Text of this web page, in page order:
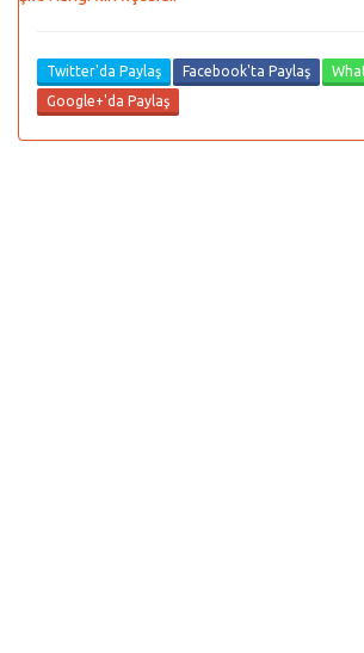
Twitter'da Paylaş Facebook'ta Paylaş
Google+'da Paylaş